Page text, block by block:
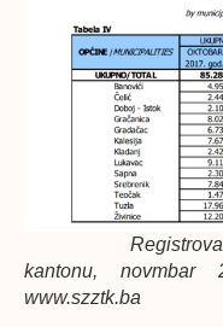
Registrovana
kantonu,
www.szztk.ba